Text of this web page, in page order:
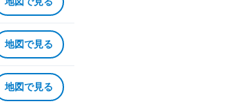
地図で見る
地図で見る